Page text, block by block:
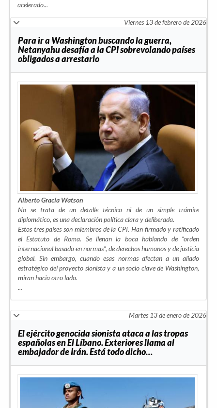
acelerado...
Viernes 13 de febrero de 2026
Para ir a Washington buscando la guerra,
Netanyahu desafía a la CPI sobrevolando países
obligados a arrestarlo
Alberto Gracía Watson
No se trata de un detalle técnico ni de un simple trámite
diplomático, es una declaración política clara y deliberada.
Estos tres países son miembros de la CPI. Han firmado y ratificado
el Estatuto de Roma. Se llenan la boca hablando de “orden
internacional basado en normas”, de derechos humanos y de justicia
global. Sin embargo, cuando esas normas afectan a un aliado
estratégico del proyecto sionista y a un socio clave de Washington,
miran hacia otro lado.
...
Martes 13 de enero de 2026
El ejército genocida sionista ataca a las tropas
españolas en El Líbano. Exteriores llama al
embajador de Irán. Está todo dicho…